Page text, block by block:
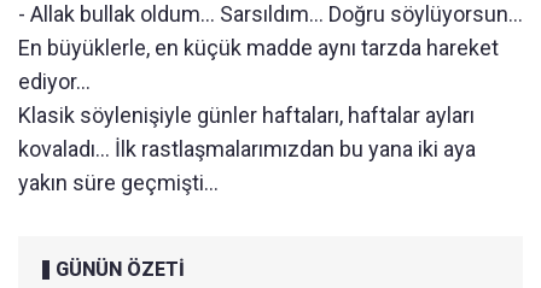
- Allak bullak oldum... Sarsıldım... Doğru söylüyorsun…
En büyüklerle, en küçük madde aynı tarzda hareket
ediyor…
Klasik söylenişiyle günler haftaları, haftalar ayları
kovaladı... İlk rastlaşmalarımızdan bu yana iki aya
yakın süre geçmişti...
GÜNÜN ÖZETİ